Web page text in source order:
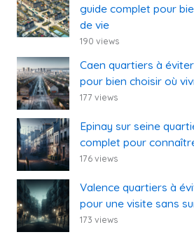
guide complet pour
de vie
190 views
Caen quartiers à
pour bien choisir où
177 views
Epinay sur seine
complet pour
176 views
Valence quartiers à
pour une visite sans
173 views